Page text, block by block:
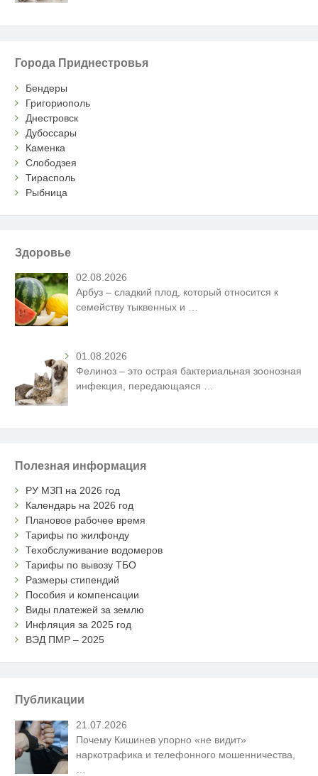
Города Приднестровья
Бендеры
Григориополь
Днестровск
Дубоссары
Каменка
Слободзея
Тирасполь
Рыбница
Здоровье
02.08.2026
Арбуз – сладкий плод, который относится к
семейству тыквенных и
01.08.2026
Фелиноз – это острая бактериальная зоонозная
инфекция, передающаяся …
Полезная информация
РУ МЗП на 2026 год
Календарь на 2026 год
Плановое рабочее время
Тарифы по жилфонду
Техобслуживание водомеров
Тарифы по вывозу ТБО
Размеры стипендий
Пособия и компенсации
Виды платежей за землю
Инфляция за 2025 год
ВЭД ПМР – 2025
Публикации
21.07.2026
Почему Кишинев упорно «не видит»
наркотрафика и телефонного мошенничества,